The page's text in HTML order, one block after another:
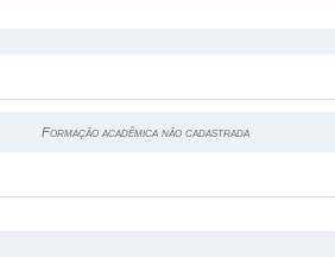
Formação acadêmica não cadastrada